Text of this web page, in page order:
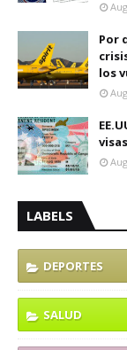
Por
los
LABELS
DEPORTES
SALUD